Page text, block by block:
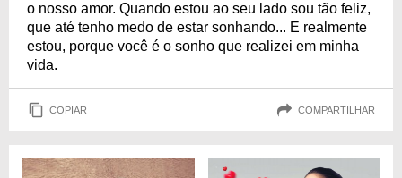
o nosso amor. Quando estou ao seu lado sou tão feliz,
que até tenho medo de estar sonhando... E realmente
estou, porque você é o sonho que realizei em minha
vida.
COPIAR COMPARTILHAR